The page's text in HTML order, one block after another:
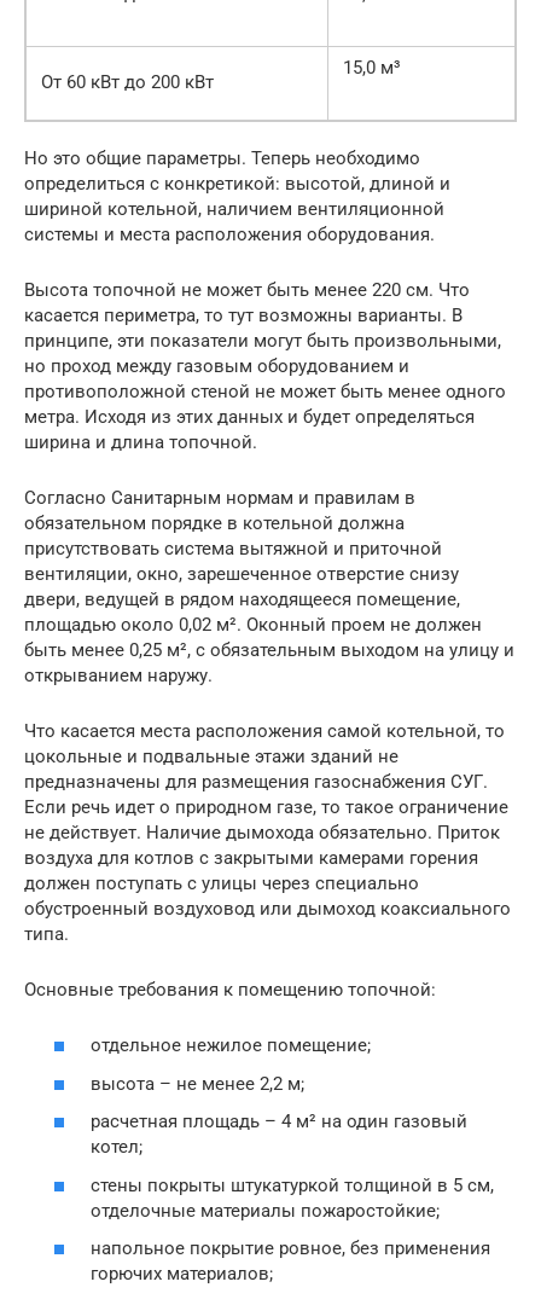
От 60 кВт до 200 кВт
15,0 м³
Но это общие параметры. Теперь необходимо
определиться с конкретикой: высотой, длиной и
шириной котельной, наличием вентиляционной
системы и места расположения оборудования.
Высота топочной не может быть менее 220 см. Что
касается периметра, то тут возможны варианты. В
принципе, эти показатели могут быть произвольными,
но проход между газовым оборудованием и
противоположной стеной не может быть менее одного
метра. Исходя из этих данных и будет определяться
ширина и длина топочной.
Согласно Санитарным нормам и правилам в
обязательном порядке в котельной должна
присутствовать система вытяжной и приточной
вентиляции, окно, зарешеченное отверстие снизу
двери, ведущей в рядом находящееся помещение,
площадью около 0,02 м². Оконный проем не должен
быть менее 0,25 м², с обязательным выходом на улицу и
открыванием наружу.
Что касается места расположения самой котельной, то
цокольные и подвальные этажи зданий не
предназначены для размещения газоснабжения СУГ.
Если речь идет о природном газе, то такое ограничение
не действует. Наличие дымохода обязательно. Приток
воздуха для котлов с закрытыми камерами горения
должен поступать с улицы через специально
обустроенный воздуховод или дымоход коаксиального
типа.
Основные требования к помещению топочной:
отдельное нежилое помещение;
высота – не менее 2,2 м;
расчетная площадь – 4 м² на один газовый
котел;
стены покрыты штукатуркой толщиной в 5 см,
отделочные материалы пожаростойкие;
напольное покрытие ровное, без применения
горючих материалов;